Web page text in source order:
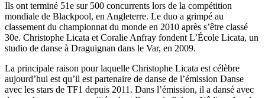
Ils ont terminé 51e sur 500 concurrents lors de la compétition
mondiale de Blackpool, en Angleterre. Le duo a grimpé au
classement du championnat du monde en 2010 après s’être classé
30e. Christophe Licata et Coralie Anfray fondent L’École Licata, un
studio de danse à Draguignan dans le Var, en 2009.
La principale raison pour laquelle Christophe Licata est célèbre
aujourd’hui est qu’il est partenaire de danse de l’émission Danse
avec les stars de TF1 depuis 2011. Dans l’émission, il a dansé avec